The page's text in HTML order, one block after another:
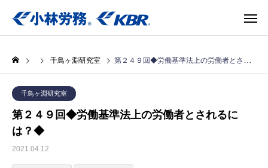
千鳥ヶ淵研究室 第２４９回◆労働基準法上の労働者とされるには？◆
千鳥ヶ淵研究室
第２４９回◆労働基準法上の労働者とされるに
は？◆
2021.04.12